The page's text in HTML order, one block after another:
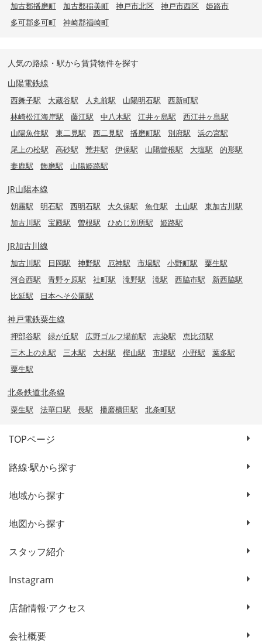
加古郡播磨町
加古郡稲美町 神戸市北区 神戸市西区
姫路市
多可郡多可町
神崎郡福崎町
人気の路線・駅から賃貸物件を探す
山陽電鉄線
西舞子駅 大蔵谷駅 人丸前駅 山陽明石駅
西新町駅
林崎松江海岸駅
藤江駅 中八木駅 江井ヶ島駅
西江井ヶ島駅
山陽魚住駅
東二見駅 西二見駅 播磨町駅 別府駅
浜の宮駅
尾上の松駅
高砂駅 荒井駅 伊保駅 山陽曽根駅 大塩駅
的形駅
妻鹿駅
飾磨駅 山陽姫路駅
JR山陽本線
朝霧駅 明石駅 西明石駅 大久保駅 魚住駅 土山駅
東加古川駅
加古川駅
宝殿駅 曽根駅 ひめじ別所駅 姫路駅
JR加古川線
加古川駅 日岡駅 神野駅 厄神駅 市場駅 小野町駅
粟生駅
河合西駅
青野ヶ原駅 社町駅 滝野駅 滝駅 西脇市駅
新西脇駅
比延駅
日本へそ公園駅
神戸電鉄粟生線
押部谷駅 緑が丘駅 広野ゴルフ場前駅 志染駅
恵比須駅
三木上の丸駅
三木駅 大村駅 樫山駅 市場駅 小野駅
葉多駅
粟生駅
北条鉄道北条線
粟生駅 法華口駅 長駅 播磨横田駅 北条町駅
TOPページ
路線·駅から探す
地域から探す
地図から探す
スタッフ紹介
Instagram
店舗情報·アクセス
会社概要